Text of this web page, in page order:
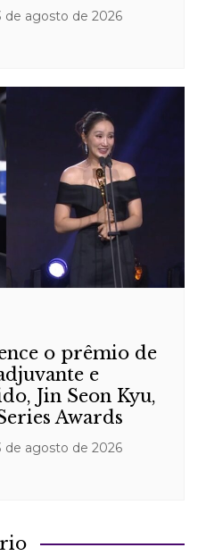
de agosto de 2026
o prêmio de
e
Jin Seon Kyu,
Awards
de agosto de 2026